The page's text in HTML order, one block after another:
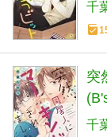
千
突
千